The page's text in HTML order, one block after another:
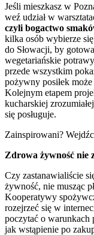
Jeśli mieszkasz w
weź udział w
czyli bogactwo
kilka osób wybierze
do Słowacji, by
wegetariańskie
przede wszystkim
pożywny posiłek
Kolejnym etapem
kucharskiej
się posługuje.
Zainspirowani?
Zdrowa żywność nie
Czy zastanawialiście
żywność, nie musząc
Kooperatywy
rozejrzeć się w
poczytać o warunkach
jak wstąpienie po